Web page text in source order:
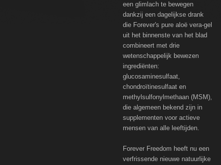
een glimlach te bewegen
dankzij een dagelijkse drank
die Forever's pure aloë vera-gel
uit het binnenste van het blad
combineert met drie
wetenschappelijk bewezen
ingrediënten:
glucosaminesulfaat,
chondroïtinesulfaat en
methylsulfonylmethaan (MSM),
die algemeen bekend zijn in
supplementen voor actieve
mensen van alle leeftijden.
Forever Freedom heeft nu een
verfrissende nieuwe natuurlijke